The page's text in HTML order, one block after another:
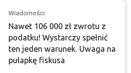
Wiadomości
Nawet 106 000 zł zwrotu z
podatku! Wystarczy spełnić
ten jeden warunek. Uwaga na
pułapkę fiskusa